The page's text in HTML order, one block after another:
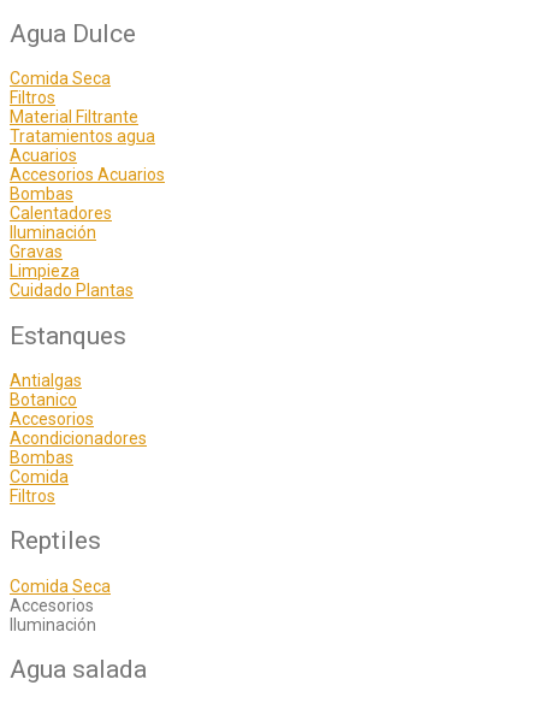
Agua Dulce
Comida Seca
Filtros
Material Filtrante
Tratamientos agua
Acuarios
Accesorios Acuarios
Bombas
Calentadores
Iluminación
Gravas
Limpieza
Cuidado Plantas
Estanques
Antialgas
Botanico
Accesorios
Acondicionadores
Bombas
Comida
Filtros
Reptiles
Comida Seca
Accesorios
Iluminación
Agua salada